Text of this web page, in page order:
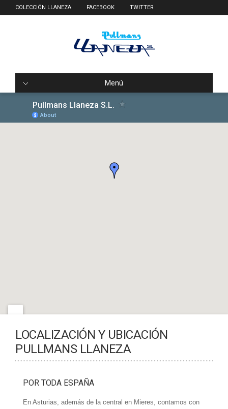
COLECCIÓN LLANEZA FACEBOOK TWITTER
Menú
LOCALIZACIÓN Y UBICACIÓN
PULLMANS LLANEZA
POR TODA ESPAÑA
En Asturias, además de la central en Mieres, contamos con